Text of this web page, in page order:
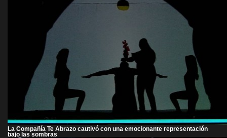
La Compañía Te Abrazo cautivó con una emocionante representación
bajo las sombras